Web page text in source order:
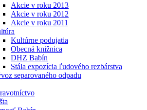
Akcie v roku 2013
Akcie v roku 2012
Akcie v roku 2011
Kultúrne podujatia
Obecná knižnica
DHZ Babín
Stála expozícia ľudového rezbárstva
separovaného odpadu